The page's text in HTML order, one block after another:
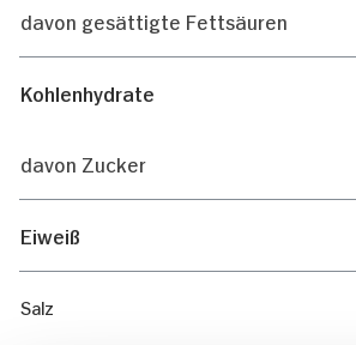
davon gesättigte Fettsäuren
Kohlenhydrate
davon Zucker
Eiweiß
Salz